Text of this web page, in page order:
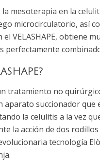
mesoterapia en la
microcirculatorio, así
el VELASHAPE, obtiene
perfectamente
tratamiento no
aparato succionador que
la celulitis a la vez
la acción de dos
tecnología